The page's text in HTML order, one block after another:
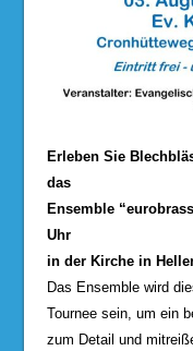
Erleben Sie
das
Ensemble
Uhr
in der Kirche in
Das Ensemble wird
Tournee sein, um ein
zum Detail und